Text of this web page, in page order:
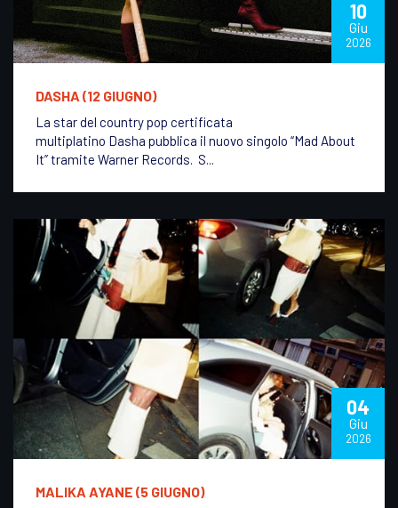
10
Giu
2026
DASHA (12 GIUGNO)
La star del country pop certificata
multiplatino Dasha pubblica il nuovo singolo “Mad About
It” tramite Warner Records. S...
04
Giu
2026
MALIKA AYANE (5 GIUGNO)